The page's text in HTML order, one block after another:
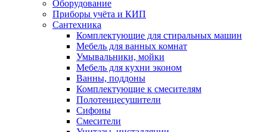
Оборудование
Приборы учёта и КИП
Сантехника
Комплектующие для стиральных машин
Мебель для ванных комнат
Умывальники, мойки
Мебель для кухни эконом
Ванны, поддоны
Комплектующие к смесителям
Полотенцесушители
Сифоны
Смесители